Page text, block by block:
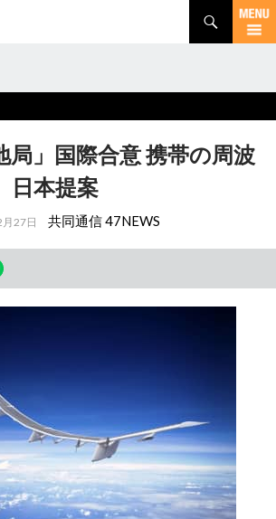
局」国際合意 携帯の周波
日本提案
27日 共同通信 47NEWS